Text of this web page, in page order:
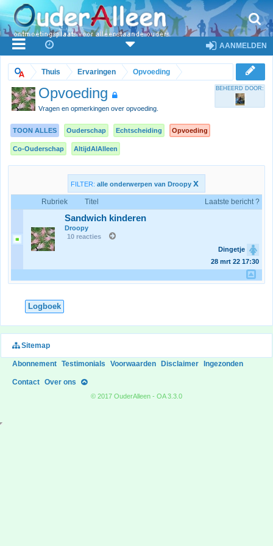
AANMELDEN
Thuis Ervaringen Opvoeding
Opvoeding
Vragen en opmerkingen over opvoeding.
BEHEERD DOOR:
TOON ALLES Ouderschap Echtscheiding Opvoeding
Co-Ouderschap AltijdAlAlleen
FILTER: alle onderwerpen van Droopy x
Rubriek Titel Laatste bericht ?
Sandwich kinderen
Droopy
10 reacties
Dingetje
28 mrt 22 17:30
Logboek
Sitemap
Abonnement Testimonials Voorwaarden Disclaimer Ingezonden
Contact Over ons
© 2017 OuderAlleen - OA 3.3.0